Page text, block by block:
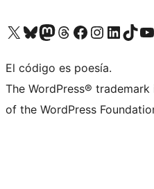
Visit our X (formerly Twitter) account
Visit our Bluesky account
Visit our Mastodon account
Visit our Threads account
Visit our Facebook page
Visit our Instagram account
Visit our LinkedIn
Visit ourVisit
El código es poesía.
The WordPress®
of the WordPress